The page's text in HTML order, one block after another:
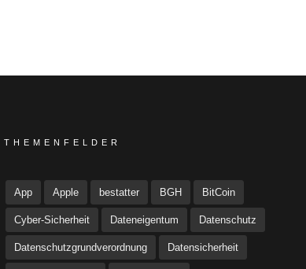
THEMENFELDER
App Apple bestatter BGH BitCoin
Cyber-Sicherheit Dateneigentum Datenschutz
Datenschutzgrundverordnung Datensicherheit